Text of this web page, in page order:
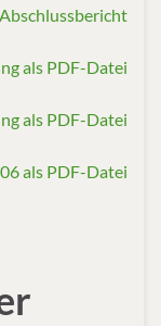
Abschlussbericht
als PDF-Datei
als PDF-Datei
als PDF-Datei